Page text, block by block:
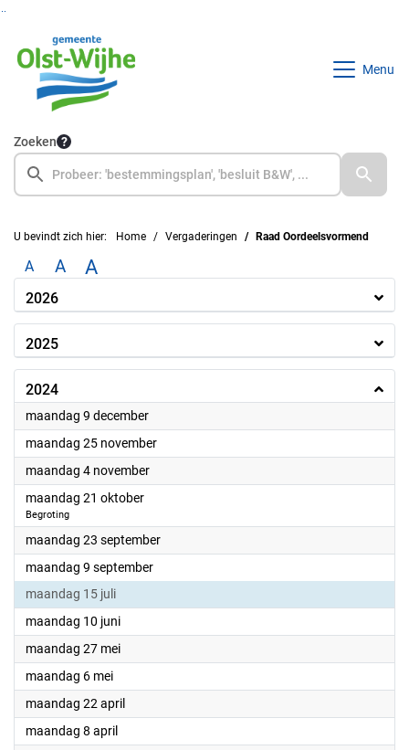
Menu
Zoeken
U bevindt zich hier: Home Vergaderingen Raad Oordeelsvormend
A A A
2026
2025
2024
maandag 9 december2024
maandag 25 november2024
maandag 4 november2024
maandag 21 oktober2024
Begroting
maandag 23 september2024
maandag 9 september2024
maandag 15 juli2024
maandag 10 juni2024
maandag 27 mei2024
maandag 6 mei2024
maandag 22 april2024
maandag 8 april2024